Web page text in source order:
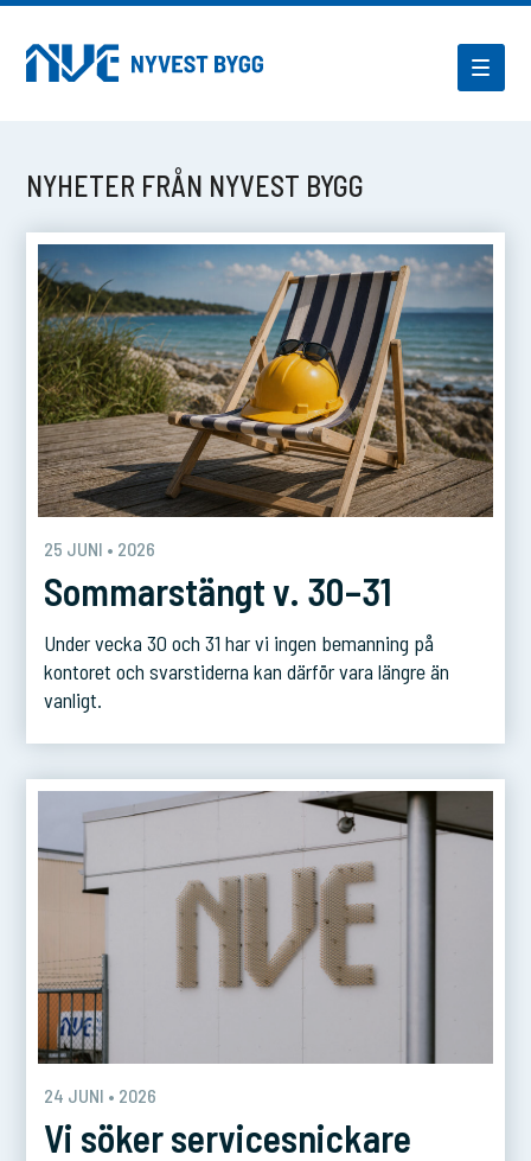
NYHETER FRÅN NYVEST BYGG
25 JUNI • 2026
Sommarstängt v. 30–31
Under vecka 30 och 31 har vi ingen bemanning på
kontoret och svarstiderna kan därför vara längre än
vanligt.
24 JUNI • 2026
Vi söker servicesnickare